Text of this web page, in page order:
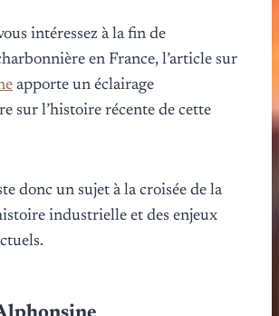
intéressez à la fin de
en France, l’article sur
apporte un éclairage
sur l’histoire récente de cette
donc un sujet à la croisée de la
industrielle et des enjeux